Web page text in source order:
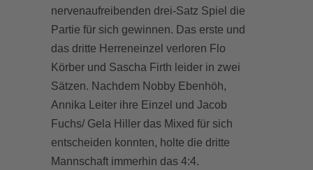
nervenaufreibenden drei-Satz Spiel die
Partie für sich gewinnen. Das erste und
das dritte Herreneinzel verloren Flo
Körber und Sascha Firth leider in zwei
Sätzen. Nachdem Nobby Ebenhöh,
Annika Leiter ihre Einzel und Jacob
Fuchs/ Gela Hiller das Mixed für sich
entscheiden konnten, holte die dritte
Mannschaft immerhin das 4:4.